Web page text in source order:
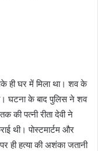
ही घर में मिला था। शव के
घटना के बाद पुलिस ने शव
की पत्नी रीता देवी ने
थी। पाेस्टमार्टम और
ही हत्या की अशंका जतानी